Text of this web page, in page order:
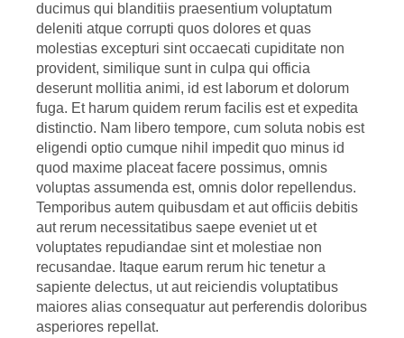
ducimus qui blanditiis praesentium voluptatum
deleniti atque corrupti quos dolores et quas
molestias excepturi sint occaecati cupiditate non
provident, similique sunt in culpa qui officia
deserunt mollitia animi, id est laborum et dolorum
fuga. Et harum quidem rerum facilis est et expedita
distinctio. Nam libero tempore, cum soluta nobis est
eligendi optio cumque nihil impedit quo minus id
quod maxime placeat facere possimus, omnis
voluptas assumenda est, omnis dolor repellendus.
Temporibus autem quibusdam et aut officiis debitis
aut rerum necessitatibus saepe eveniet ut et
voluptates repudiandae sint et molestiae non
recusandae. Itaque earum rerum hic tenetur a
sapiente delectus, ut aut reiciendis voluptatibus
maiores alias consequatur aut perferendis doloribus
asperiores repellat.